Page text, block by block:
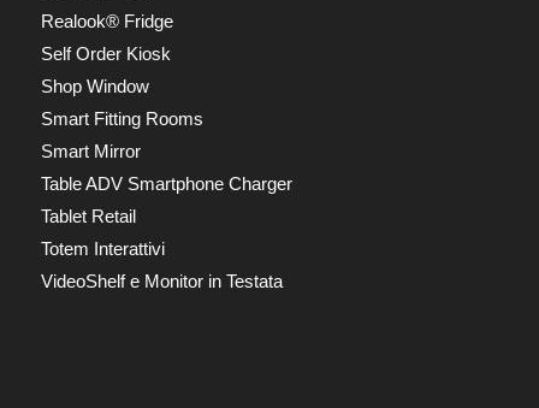
Realook® Fridge
Self Order Kiosk
Shop Window
Smart Fitting Rooms
Smart Mirror
Table ADV Smartphone Charger
Tablet Retail
Totem Interattivi
VideoShelf e Monitor in Testata